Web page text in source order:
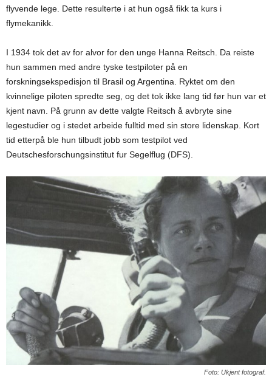
flyvende lege. Dette resulterte i at hun også fikk ta kurs i
flymekanikk.
I 1934 tok det av for alvor for den unge Hanna Reitsch. Da reiste
hun sammen med andre tyske testpiloter på en
forskningsekspedisjon til Brasil og Argentina. Ryktet om den
kvinnelige piloten spredte seg, og det tok ikke lang tid før hun var et
kjent navn. På grunn av dette valgte Reitsch å avbryte sine
legestudier og i stedet arbeide fulltid med sin store lidenskap. Kort
tid etterpå ble hun tilbudt jobb som testpilot ved
Deutschesforschungsinstitut fur Segelflug (DFS).
Foto: Ukjent fotograf.